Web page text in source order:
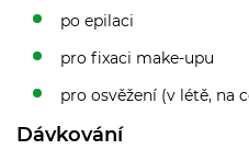
po epilaci
pro fixaci make-upu
pro osvěžení (v létě, na
Dávkování